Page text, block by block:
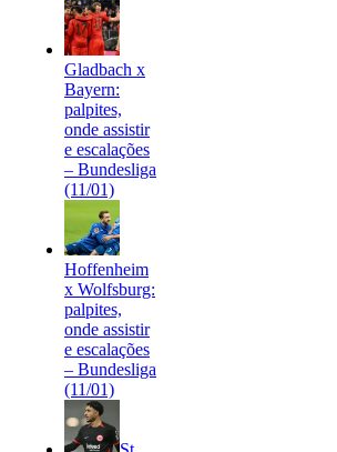
Gladbach x
Bayern:
palpites,
onde assistir
e escalações
– Bundesliga
(11/01)
Hoffenheim
x Wolfsburg:
palpites,
onde assistir
e escalações
– Bundesliga
(11/01)